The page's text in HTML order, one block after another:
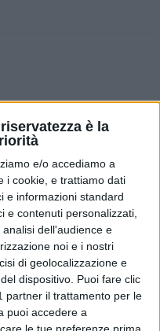
è la
e/o accediamo a
i cookie, e trattiamo dati
e informazioni standard
e contenuti personalizzati,
dell'audience e
noi e i nostri
di geolocalizzazione e
dispositivo. Puoi fare clic
partner il trattamento per le
puoi accedere a